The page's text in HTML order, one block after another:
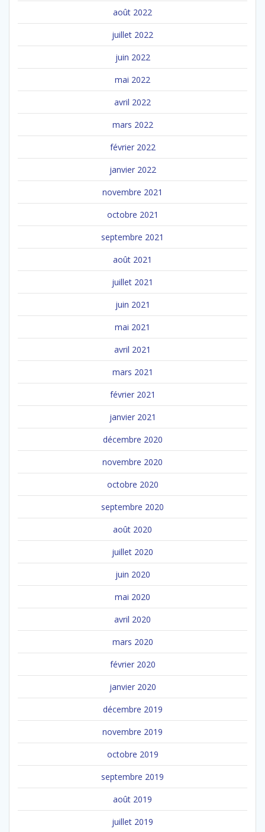
août 2022
juillet 2022
juin 2022
mai 2022
avril 2022
mars 2022
février 2022
janvier 2022
novembre 2021
octobre 2021
septembre 2021
août 2021
juillet 2021
juin 2021
mai 2021
avril 2021
mars 2021
février 2021
janvier 2021
décembre 2020
novembre 2020
octobre 2020
septembre 2020
août 2020
juillet 2020
juin 2020
mai 2020
avril 2020
mars 2020
février 2020
janvier 2020
décembre 2019
novembre 2019
octobre 2019
septembre 2019
août 2019
juillet 2019